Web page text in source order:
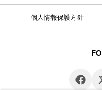
個人情報保護方針